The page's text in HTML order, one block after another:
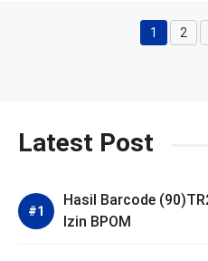
Halaman
1 2
Latest Post
Hasil Barcode
Izin BPOM